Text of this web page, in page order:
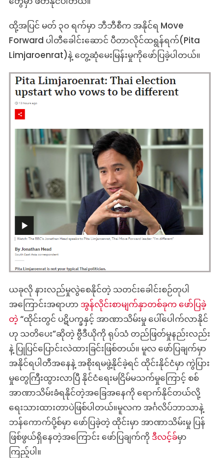
ထို့အပြင် မတ် ၃၀ ရက်မှာ ဘီဘီစီက အနိုင်ရ Move
Forward ပါတီ‌ခေါင်းဆောင် ပီတာလိုင်ထရွန်ရက်(Pita
Limjaroenrat)နဲ့ တွေ့ဆုံမေးမြန်းမှုကိုဖော်ပြခဲ့ပါတယ်။
ယခုလို နားလည်မှုလွဲစေနိုင်တဲ့ သတင်းခေါင်းစဉ်တုပါ
အကြောင်းအရာဟာ အွန်လိုင်းစာမျက်နှာတစ်ခုက ဖော်ပြခဲ့
တဲ့“ထိုင်းတွင် ပဋိပက္ခနှင့် အာဏာသိမ်းမှု ပေါ်ပေါက်လာနိုင်
ဟု သတိပေး”ဆိုတဲ့ ဗွီဒီယိုကို ရုပ်သံ တည်ဖြတ်မှုနည်းလည်း
နဲ့ ပြုပြင်ပြောင်းလဲထားခြင်းဖြစ်တယ်။ မူလ ဖော်ပြချက်မှာ
အနိုင်ရပါတီအနေနဲ့ အစိုးရမဖွဲ့နိုင်ခဲ့ရင် ထိုင်းနိုင်ငံမှာ ကွဲပြား
မှုတွေကြီးထွားလာပြီ နိုင်ငံရေးမငြိမ်မသက်မှုကြောင့် စစ်
အာဏာသိမ်းခံရနိုင်တဲ့အခြေအနေကို ရောက်နိုင်တယ်လို့
ရေးသားထားတာပဲဖြစ်ပါတယ်။မူလက အင်္ဂလိပ်ဘာသာနဲ့
ဘန်ကောက်ပို့စ်မှာ ဖော်ပြခဲ့တဲ့ ထိုင်းမှာ အာဏာသိမ်းမှု ပြန်
ဖြစ်ဖွယ်ရှိနေတဲ့အကြောင်း ဖော်ပြချက်ကို ဒီလင့်ခ်မှာ
ကြည့်ပါ။